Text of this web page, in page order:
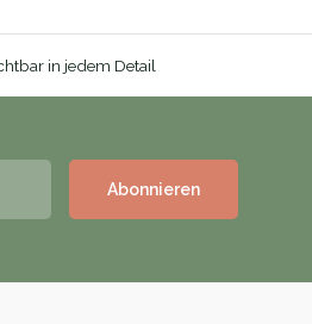
in jedem Detail
Abonnieren